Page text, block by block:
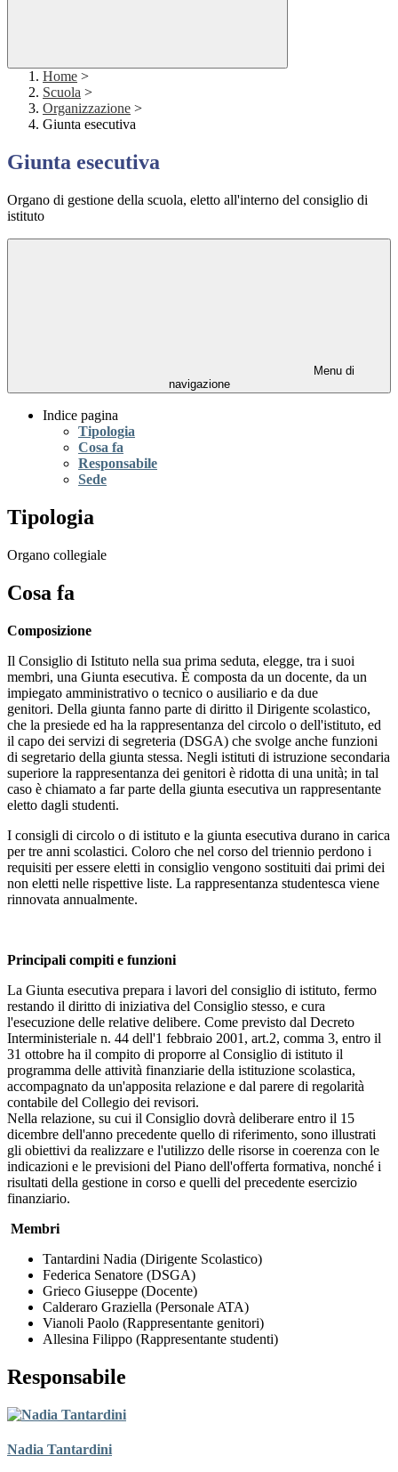
Home >
Scuola >
Organizzazione >
Giunta esecutiva
Giunta esecutiva
Organo di gestione della scuola, eletto all'interno del consiglio di
istituto
Menu di
navigazione
Indice pagina
Tipologia
Cosa fa
Responsabile
Sede
Tipologia
Organo collegiale
Cosa fa
Composizione
Il Consiglio di Istituto nella sua prima seduta, elegge, tra i suoi
membri, una Giunta esecutiva. È composta da un docente, da un
impiegato amministrativo o tecnico o ausiliario e da due
genitori. Della giunta fanno parte di diritto il Dirigente scolastico,
che la presiede ed ha la rappresentanza del circolo o dell'istituto, ed
il capo dei servizi di segreteria (DSGA) che svolge anche funzioni
di segretario della giunta stessa. Negli istituti di istruzione secondaria
superiore la rappresentanza dei genitori è ridotta di una unità; in tal
caso è chiamato a far parte della giunta esecutiva un rappresentante
eletto dagli studenti.
I consigli di circolo o di istituto e la giunta esecutiva durano in carica
per tre anni scolastici. Coloro che nel corso del triennio perdono i
requisiti per essere eletti in consiglio vengono sostituiti dai primi dei
non eletti nelle rispettive liste. La rappresentanza studentesca viene
rinnovata annualmente.
Principali compiti e funzioni
La Giunta esecutiva prepara i lavori del consiglio di istituto, fermo
restando il diritto di iniziativa del Consiglio stesso, e cura
l'esecuzione delle relative delibere. Come previsto dal Decreto
Interministeriale n. 44 dell'1 febbraio 2001, art.2, comma 3, entro il
31 ottobre ha il compito di proporre al Consiglio di istituto il
programma delle attività finanziarie della istituzione scolastica,
accompagnato da un'apposita relazione e dal parere di regolarità
contabile del Collegio dei revisori.
Nella relazione, su cui il Consiglio dovrà deliberare entro il 15
dicembre dell'anno precedente quello di riferimento, sono illustrati
gli obiettivi da realizzare e l'utilizzo delle risorse in coerenza con le
indicazioni e le previsioni del Piano dell'offerta formativa, nonché i
risultati della gestione in corso e quelli del precedente esercizio
finanziario.
Membri
Tantardini Nadia (Dirigente Scolastico)
Federica Senatore (DSGA)
Grieco Giuseppe (Docente)
Calderaro Graziella (Personale ATA)
Vianoli Paolo (Rappresentante genitori)
Allesina Filippo (Rappresentante studenti)
Responsabile
Nadia Tantardini